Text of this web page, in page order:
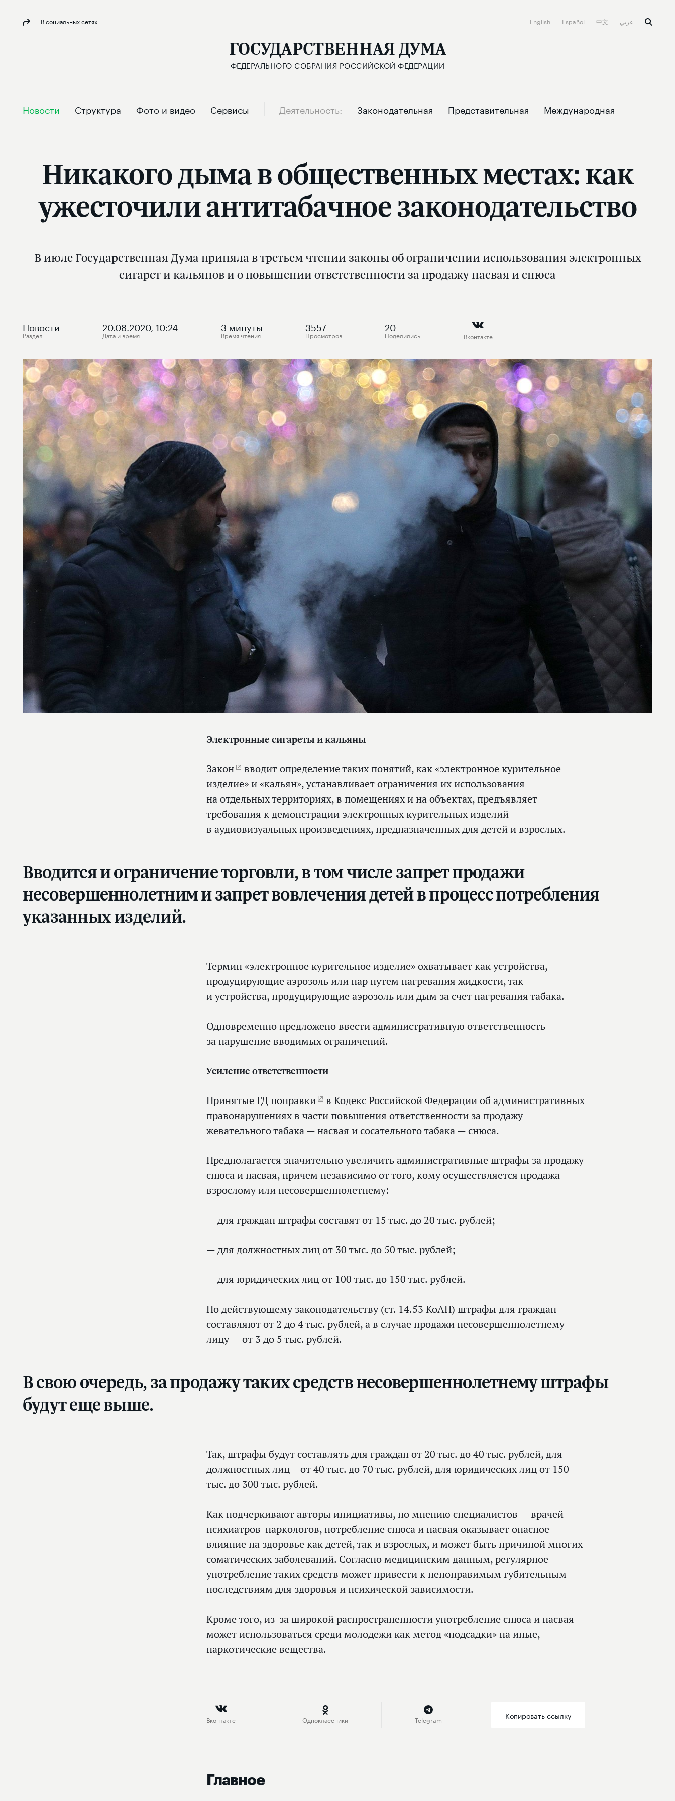
В социальных сетях English Español 中文
ГОСУДАРСТВЕННАЯ ДУМА
ФЕДЕРАЛЬНОГО СОБРАНИЯ РОССИЙСКОЙ ФЕДЕРАЦИИ
Новости Структура Фото и видео Сервисы Деятельность Законодательная Представительная Международная
Никакого дыма в общественных местах: как
ужесточили антитабачное законодательство
В июле Государственная Дума приняла в третьем чтении законы об ограничении использования электронных
сигарет и кальянов и о повышении ответственности за продажу насвая и снюса
Новости
Раздел
20.08.2020, 10:24
Дата и время
3 минуты
Время чтения
3557
Просмотров
20
Поделились Вконтакте
Электронные сигареты и кальяны
Закон
вводит определение таких понятий, как «электронное курительное
изделие» и «кальян», устанавливает ограничения их использования
на отдельных территориях, в помещениях и на объектах, предъявляет
требования к демонстрации электронных курительных изделий
в аудиовизуальных произведениях, предназначенных для детей и взрослых.
Вводится и ограничение торговли, в том числе запрет продажи
несовершеннолетним и запрет вовлечения детей в процесс потребления
указанных изделий.
Термин «электронное курительное изделие» охватывает как устройства,
продуцирующие аэрозоль или пар путем нагревания жидкости, так
и устройства, продуцирующие аэрозоль или дым за счет нагревания табака.
Одновременно предложено ввести административную ответственность
за нарушение вводимых ограничений.
Усиление ответственности
Принятые ГДпоправки
в Кодекс Российской Федерации об административных
правонарушениях в части повышения ответственности за продажу
жевательного табака — насвая и сосательного табака — снюса.
Предполагается значительно увеличить административные штрафы за продажу
снюса и насвая, причем независимо от того, кому осуществляется продажа —
взрослому или несовершеннолетнему:
— для граждан штрафы составят от 15 тыс. до 20 тыс. рублей;
— для должностных лиц от 30 тыс. до 50 тыс. рублей;
— для юридических лиц от 100 тыс. до 150 тыс. рублей.
По действующему законодательству (ст. 14.53 КоАП) штрафы для граждан
составляют от 2 до 4 тыс. рублей, а в случае продажи несовершеннолетнему
лицу — от 3 до 5 тыс. рублей.
В свою очередь, за продажу таких средств несовершеннолетнему штрафы
будут еще выше.
Так, штрафы будут составлять для граждан от 20 тыс. до 40 тыс. рублей, для
должностных лиц – от 40 тыс. до 70 тыс. рублей, для юридических лиц от 150
тыс. до 300 тыс. рублей.
Как подчеркивают авторы инициативы, по мнению специалистов — врачей
психиатров-наркологов, потребление снюса и насвая оказывает опасное
влияние на здоровье как детей, так и взрослых, и может быть причиной многих
соматических заболеваний. Согласно медицинским данным, регулярное
употребление таких средств может привести к непоправимым губительным
последствиям для здоровья и психической зависимости.
Кроме того, из‑за широкой распространенности употребление снюса и насвая
может использоваться среди молодежи как метод «подсадки» на иные,
наркотические вещества.
Вконтакте Одноклассники Telegram Копировать ссылку
Главное